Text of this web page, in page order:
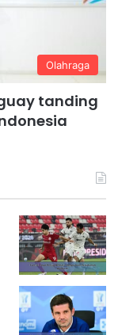
Olahraga
tanding